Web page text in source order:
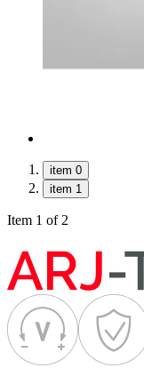
item 0
item 1
Item 1 of 2